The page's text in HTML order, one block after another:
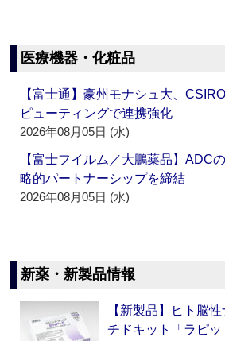
医療機器・化粧品
【富士通】豪州モナシュ大、
ピューティングで連携強化
2026年08月05日 (水)
【富士フイルム／大鵬薬品】ADC
略的パートナーシップを締結
2026年08月05日 (水)
新薬・新製品情報
【新製品】ヒト脳
チドキット「ラピ